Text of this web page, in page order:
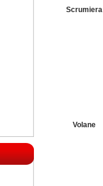
Scrumiera
Volane